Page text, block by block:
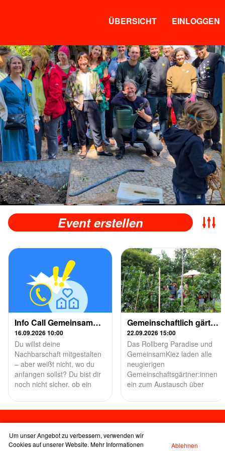
Um unser Angebot zu verbessern, verwenden wir
Cookies auf unserer Website. Mehr Informationen
Ablehnen
ÜBERSICHT EINLOGGEN
Event erstellen
Info Call GemeinsamKiez am 16.09.2026 - Dein Einstieg
16.09.2026 10:00
Du willst deine
Nachbarschaft mitgestalten
– aber weißt nicht, wo du
anfangen sollst? Du bist dir
noch nicht sicher, ob ein
dich das Richtige ist? Der
GemeinsamKiez bringt dir: -
einen kompakten Überblick
zum Programm
Gemeinschaftlich gärtnern im Klimawandel – Praxistipps für hitzeresilientes Stadtgrün
22.09.2026 15:00
Das Rollberg Paradise und
GemeinsamKiez laden alle
neugierigen
Gemeinschaftsgärtner:innen
ein zum Austausch über
der Stadt. Tom Jahn,
Gemeinschaftsgartenikone
und botanischer Zauberer,
teilt seine jahrzehntelange